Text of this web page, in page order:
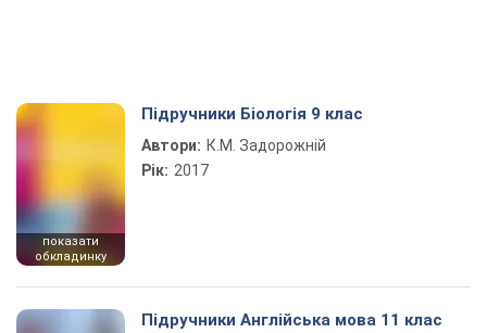
показати
обкладинку
Підручники Біологія 9 клас
Автори: К.М. Задорожній
Рік: 2017
Підручники Англійська мова 11 клас